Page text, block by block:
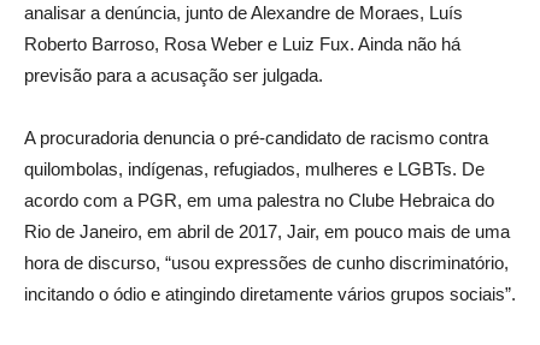
analisar a denúncia, junto de Alexandre de Moraes, Luís
Roberto Barroso, Rosa Weber e Luiz Fux. Ainda não há
previsão para a acusação ser julgada.
A procuradoria denuncia o pré-candidato de racismo contra
quilombolas, indígenas, refugiados, mulheres e LGBTs. De
acordo com a PGR, em uma palestra no Clube Hebraica do
Rio de Janeiro, em abril de 2017, Jair, em pouco mais de uma
hora de discurso, “usou expressões de cunho discriminatório,
incitando o ódio e atingindo diretamente vários grupos sociais”.